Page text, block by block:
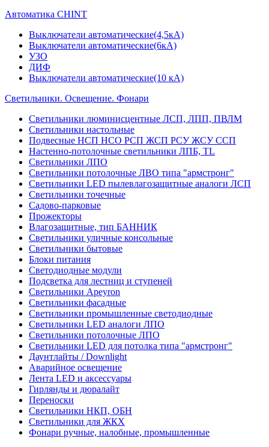
Автоматика CHINT
Выключатели автоматические(4,5кА)
Выключатели автоматические(6кА)
УЗО
ДИФ
Выключатели автоматические(10 кА)
Светильники. Освещение. Фонари
Светильники люминисцентные ЛСП, ЛПП, ПВЛМ
Светильники настольные
Подвесные НСП НСО РСП ЖСП РСУ ЖСУ ССП
Настенно-потолочные светильники ЛПБ, TL
Светильники ЛПО
Светильники потолочные ЛВО типа "армстронг"
Светильники LED пылевлагозащитные аналоги ЛСП
Светильники точечные
Садово-парковые
Прожекторы
Влагозащитные, тип БАННИК
Светильники уличные консольные
Светильники бытовые
Блоки питания
Светодиодные модули
Подсветка для лестниц и ступеней
Светильники Apeyron
Светильники фасадные
Светильники промышленные светодиодные
Светильники LED аналоги ЛПО
Светильники потолочные ЛПО
Светильники LED для потолка типа "армстронг"
Даунтлайты / Downlight
Аварийное освещение
Лента LED и аксессуары
Гирлянды и дюралайт
Переноски
Светильники НКП, ОБН
Светильники для ЖКХ
Фонари ручные, налобные, промышленные